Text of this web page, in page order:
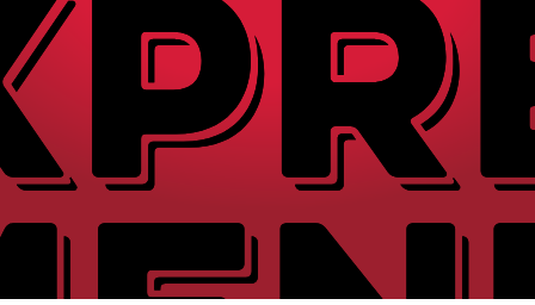
Parowanie wina i jedzenia.